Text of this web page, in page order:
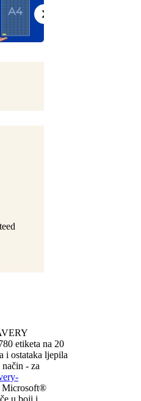
etiketa na 20
i ostataka ljepila
- za
Microsoft®
u boji i